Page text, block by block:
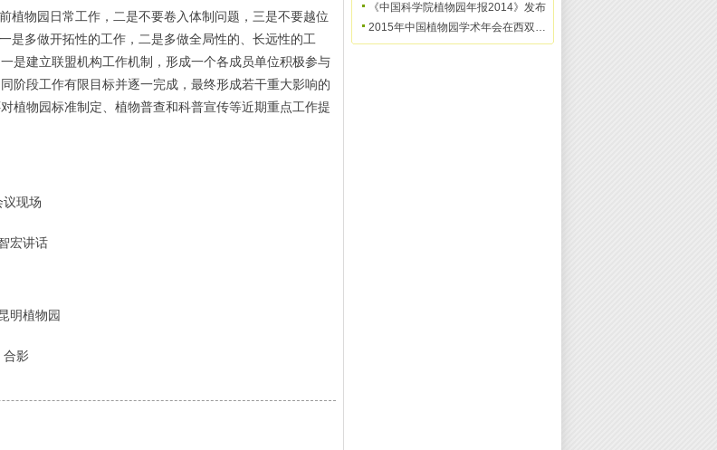
植物园日常工作，二是不要卷入体制问题，三是不要越位
一是多做开拓性的工作，二是多做全局性的、长远性的工
是建立联盟机构工作机制，形成一个各成员单位积极参与
阶段工作有限目标并逐一完成，最终形成若干重大影响的
植物园标准制定、植物普查和科普宣传等近期重点工作提
议现场
宏讲话
明植物园
合影
《中国科学院植物园年报2014》发布
2015年中国植物园学术年会在西双版纳开幕